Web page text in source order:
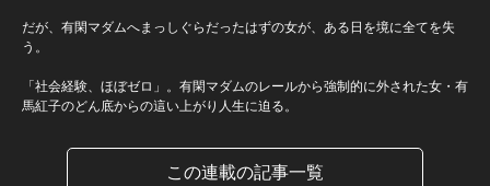
だが、有閑マダムへまっしぐらだったはずの女が、ある日を境に全てを失
う。
「社会経験、ほぼゼロ」。有閑マダムのレールから強制的に外された女・有
馬紅子のどん底からの這い上がり人生に迫る。
この連載の記事一覧